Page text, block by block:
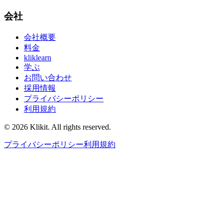
会社
会社概要
料金
kliklearn
学ぶ
お問い合わせ
採用情報
プライバシーポリシー
利用規約
© 2026 Klikit. All rights reserved.
プライバシーポリシー利用規約